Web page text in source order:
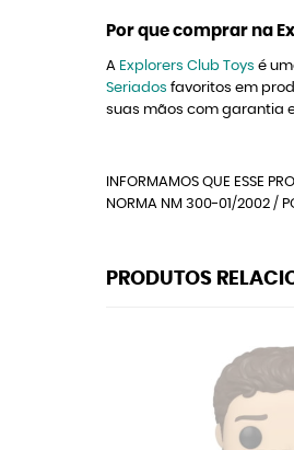
Por que comprar na
A Explorers Club Toys é
Seriados favoritos em
suas mãos com garantia
INFORMAMOS QUE ESSE
NORMA NM 300-01/2002 /
PRODUTOS